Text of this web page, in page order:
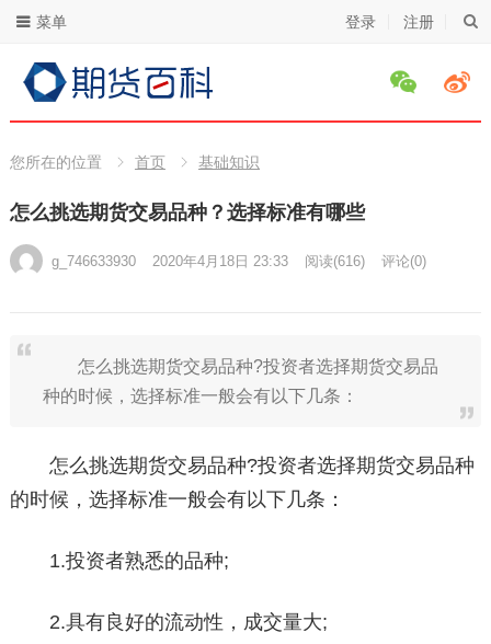
登录 注册
菜单
您所在的位置 首页 基础知识
怎么挑选期货交易品种？选择标准有哪些
g_746633930 2020年4月18日 23:33 阅读(616) 评论(0)
怎么挑选期货交易品种?投资者选择期货交易品
种的时候，选择标准一般会有以下几条：
怎么挑选期货交易品种?投资者选择期货交易品种
的时候，选择标准一般会有以下几条：
1.投资者熟悉的品种;
2.具有良好的流动性，成交量大;